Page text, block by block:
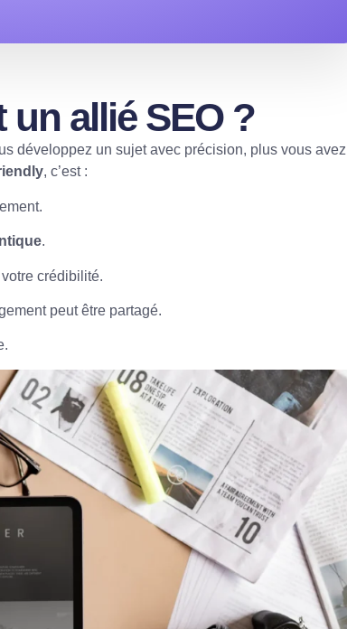
allié SEO ?
développez un sujet avec précision, plus vous avez
, c’est :
.
crédibilité.
peut être partagé.